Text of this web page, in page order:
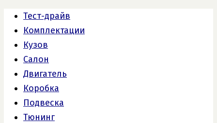
Тест-драйв
Комплектации
Кузов
Салон
Двигатель
Коробка
Подвеска
Тюнинг